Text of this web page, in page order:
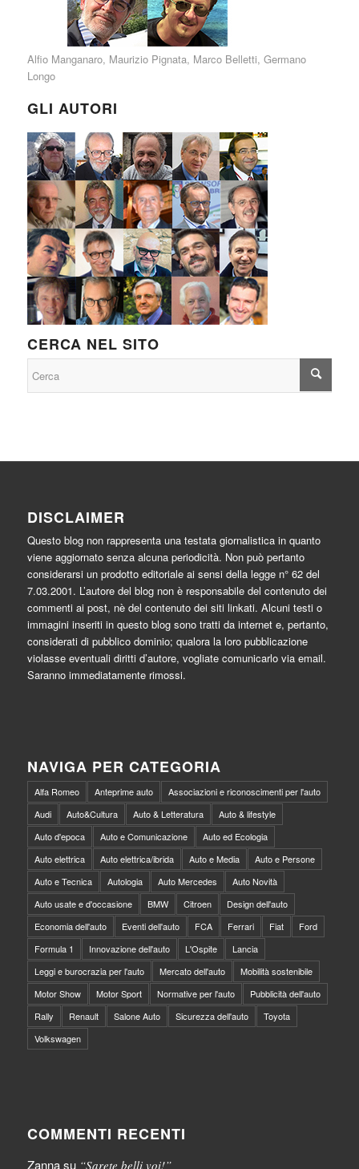
Alfio Manganaro, Maurizio Pignata, Marco Belletti, Germano
Longo
GLI AUTORI
CERCA NEL SITO
DISCLAIMER
Questo blog non rappresenta una testata giornalistica in quanto
viene aggiornato senza alcuna periodicità. Non può pertanto
considerarsi un prodotto editoriale ai sensi della legge n° 62 del
7.03.2001. L’autore del blog non è responsabile del contenuto dei
commenti ai post, nè del contenuto dei siti linkati. Alcuni testi o
immagini inseriti in questo blog sono tratti da internet e, pertanto,
considerati di pubblico dominio; qualora la loro pubblicazione
violasse eventuali diritti d’autore, vogliate comunicarlo via email.
Saranno immediatamente rimossi.
NAVIGA PER CATEGORIA
Alfa Romeo Anteprime auto
Associazioni e riconoscimenti per l'auto
Audi
Auto&Cultura Auto & Letteratura
Auto & lifestyle
Auto d'epoca
Auto e Comunicazione
Auto ed Ecologia
Auto elettrica
Auto elettrica/ibrida Auto e Media
Auto e Persone
Auto e Tecnica
Autologia Auto Mercedes
Auto Novità
Auto usate e d'occasione
BMW Citroen
Design dell'auto
Economia dell'auto
Eventi dell'auto FCA Ferrari Fiat
Ford
Formula 1
Innovazione dell'auto L'Ospite
Lancia
Leggi e burocrazia per l'auto
Mercato dell'auto
Mobilità sostenibile
Motor Show
Motor Sport Normative per l'auto
Pubblicità dell'auto
Rally
Renault Salone Auto Sicurezza dell'auto
Toyota
Volkswagen
COMMENTI RECENTI
Zannasu “Sarete belli voi!”